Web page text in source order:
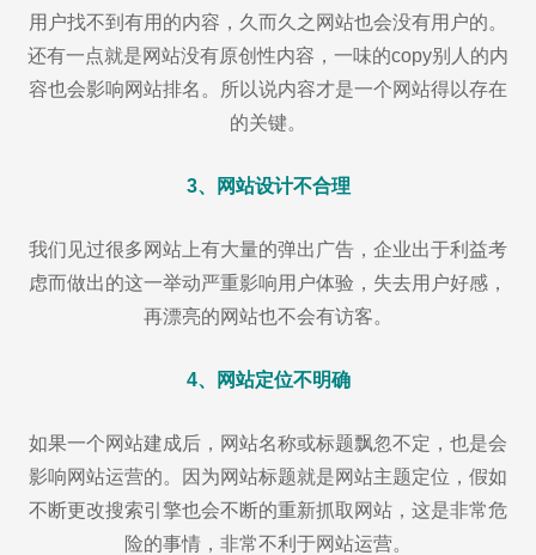
用户找不到有用的内容，久而久之网站也会没有用户的。
还有一点就是网站没有原创性内容，一味的copy别人的内
容也会影响网站排名。所以说内容才是一个网站得以存在
的关键。
3、网站设计不合理
我们见过很多网站上有大量的弹出广告，企业出于利益考
虑而做出的这一举动严重影响用户体验，失去用户好感，
再漂亮的网站也不会有访客。
4、网站定位不明确
如果一个网站建成后，网站名称或标题飘忽不定，也是会
影响网站运营的。因为网站标题就是网站主题定位，假如
不断更改搜索引擎也会不断的重新抓取网站，这是非常危
险的事情，非常不利于网站运营。